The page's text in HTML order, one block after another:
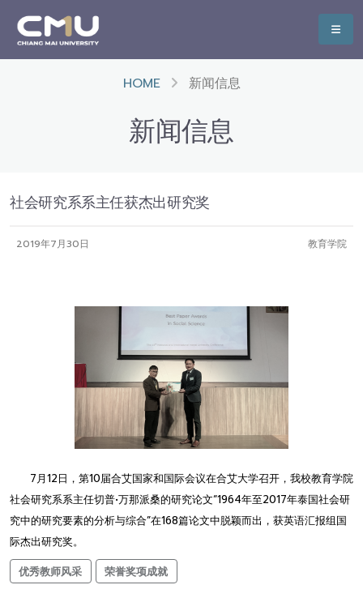
HOME 新闻信息
新闻信息
社会研究系系主任获杰出研究奖
2019年7月30日 教育学院
7月12日，第10届合艾国家和国际会议在合艾大学召开，我校教育学院
社会研究系系主任切普•万那派桑的研究论文“1964年至2017年泰国社会研
究中的研究要素的分析与综合”在168篇论文中脱颖而出，获英语汇报组国
际杰出研究奖。
优秀教师风采
荣誉奖项成就